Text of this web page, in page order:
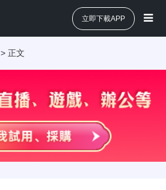
立即下載APP
> 正文